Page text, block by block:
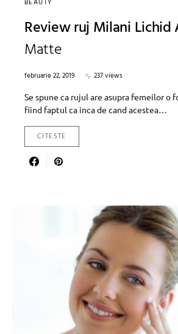
BEAUTY
Review ruj Milani Lichid
Matte
februarie 22, 2019
237 views
Se spune ca rujul are asupra femeilor o
fiind faptul ca inca de cand acestea…
CITESTE